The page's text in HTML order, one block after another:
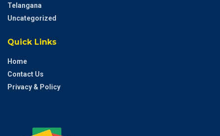
Telangana
Uncategorized
Quick Links
Home
Contact Us
Privacy & Policy